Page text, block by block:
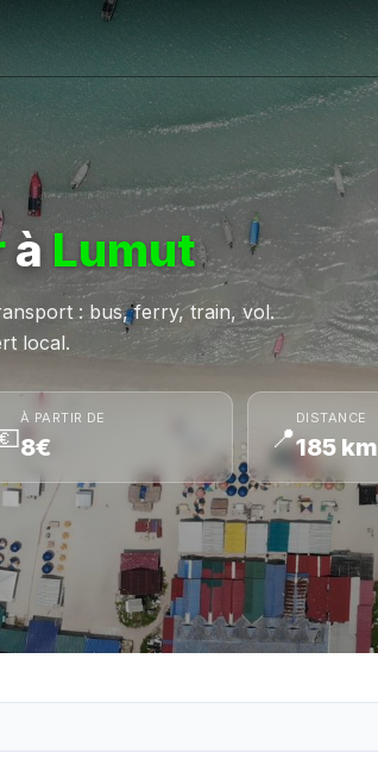
à Lumut
: bus, ferry, train, vol.
local.
À PARTIR DE
8€ 📍
DISTANCE
185 km